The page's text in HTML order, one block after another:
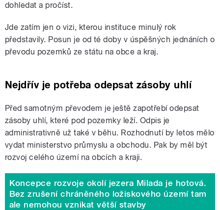
dohledat a pročíst.
Jde zatím jen o vizi, kterou instituce minulý rok
představily. Posun je od té doby v úspěšných jednáních o
převodu pozemků ze státu na obce a kraj.
Nejdřív je potřeba odepsat zásoby uhlí
Před samotným převodem je ještě zapotřebí odepsat
zásoby uhlí, které pod pozemky leží. Odpis je
administrativně už také v běhu. Rozhodnutí by letos mělo
vydat ministerstvo průmyslu a obchodu. Pak by měl být
rozvoj celého území na obcích a kraji.
Koncepce rozvoje okolí jezera Milada je hotová.
Bez zrušení chráněného ložiskového území tam
ale nemohou vznikat větší stavby